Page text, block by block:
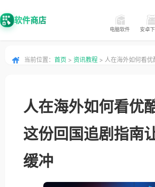
软件商店
电脑软件 安卓
当前位置： 首页 > 资讯教程 > 人在海外如何看
人在海外如何看优
这份回国追剧指南
缓冲